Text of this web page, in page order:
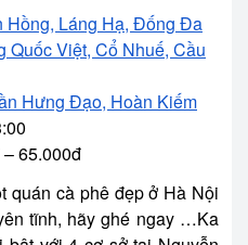
Hồng, Láng Hạ, Đống Đa
Quốc Việt, Cổ Nhuế, Cầu
Hưng Đạo, Hoàn Kiếm
65.000đ
quán cà phê đẹp ở Hà Nội
tĩnh, hãy ghé ngay …Ka